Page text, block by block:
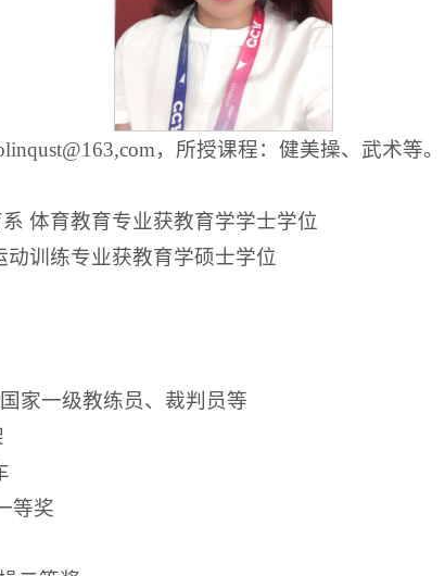
，所授课程：健美操、武术等。
体育教育专业获教育学学士学位
动训练专业获教育学硕士学位
家一级教练员、裁判员等
等奖